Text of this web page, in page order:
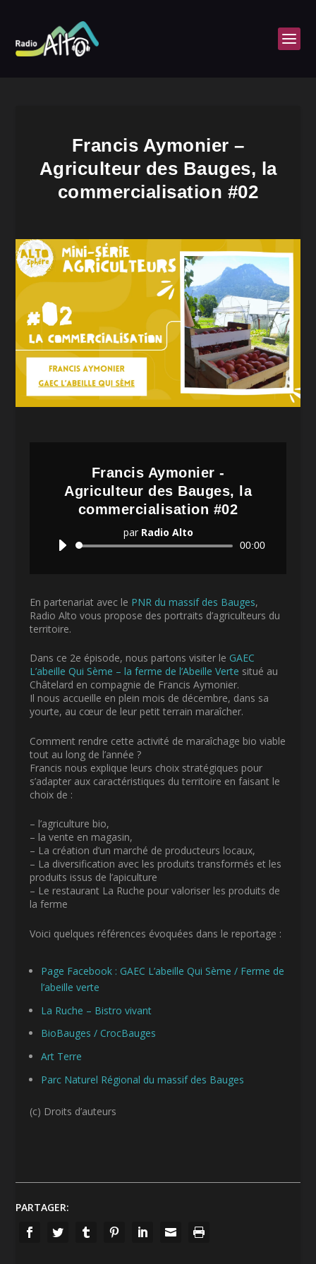
Francis Aymonier –
Agriculteur des Bauges, la
commercialisation #02
Francis Aymonier -
Agriculteur des Bauges, la
commercialisation #02
par Radio Alto
Lecteur
00:00
En partenariat avec le PNR du massif des Bauges,
Radio Alto vous propose des portraits d’agriculteurs du
territoire.
Dans ce 2e épisode, nous partons visiter le GAEC
L’abeille Qui Sème – la ferme de l’Abeille Verte situé au
Châtelard en compagnie de Francis Aymonier.
Il nous accueille en plein mois de décembre, dans sa
yourte, au cœur de leur petit terrain maraîcher.
Comment rendre cette activité de maraîchage bio viable
tout au long de l’année ?
Francis nous explique leurs choix stratégiques pour
s’adapter aux caractéristiques du territoire en faisant le
choix de :
– l’agriculture bio,
– la vente en magasin,
– La création d’un marché de producteurs locaux,
– La diversification avec les produits transformés et les
produits issus de l’apiculture
– Le restaurant La Ruche pour valoriser les produits de
la ferme
Voici quelques références évoquées dans le reportage :
Page Facebook : GAEC L’abeille Qui Sème / Ferme de
l’abeille verte
La Ruche – Bistro vivant
BioBauges / CrocBauges
Art Terre
Parc Naturel Régional du massif des Bauges
(c) Droits d’auteurs
PARTAGER: